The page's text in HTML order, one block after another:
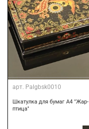
арт. Palgbsk0010
Шкатулка для бумаг А4 "Жар-
птица"